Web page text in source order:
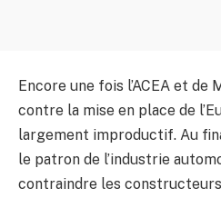
Encore une fois l’ACEA et de
contre la mise en place de
largement improductif. Au
le patron de l’industrie
contraindre les